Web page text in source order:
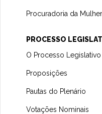
Procuradoria da Mulher
PROCESSO
O Processo Legislativo
Proposições
Pautas do Plenário
Votações Nominais